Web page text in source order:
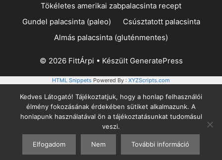
Tökéletes amerikai zabpalacsinta recept
Gundel palacsinta (paleo)
Csúsztatott palacsinta
Almás palacsinta (gluténmentes)
© 2026 FittÁrpi • Készült GeneratePress
HTML Snippets Powered By : XYZScripts.com
Kedves Látogató! Tájékoztatjuk, hogy a honlap felhasználói
élmény fokozásának érdekében sütiket alkalmazunk. A
honlapunk használatával ön a tájékoztatásunkat tudomásul
veszi.
Elfogadom Nem További információ